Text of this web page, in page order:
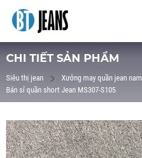
CHI TIẾT SẢN PHẨM
Siêu thị jean Xưởng may quần jean nam
Bán sỉ quần short Jean MS307-S105